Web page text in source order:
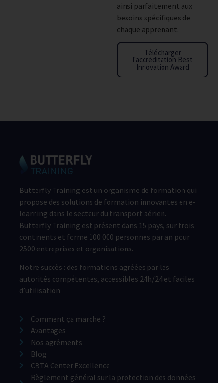
ainsi parfaitement aux
besoins spécifiques de
chaque apprenant.
Télécharger
l'accréditation Best
Innovation Award
Butterfly Training est un organisme de formation qui
propose des solutions de formation innovantes en e-
learning dans le secteur du transport aérien.
Butterfly Training est présent dans 15 pays, sur trois
continents et forme 100 000 personnes par an pour
2500 entreprises et organisations.
Notre succès : des formations agréées par les
autorités compétentes, accessibles 24h/24 et faciles
d’utilisation
Comment ça marche ?
Avantages
Nos agréments
Blog
CBTA Center Excellence
Règlement général sur la protection des données